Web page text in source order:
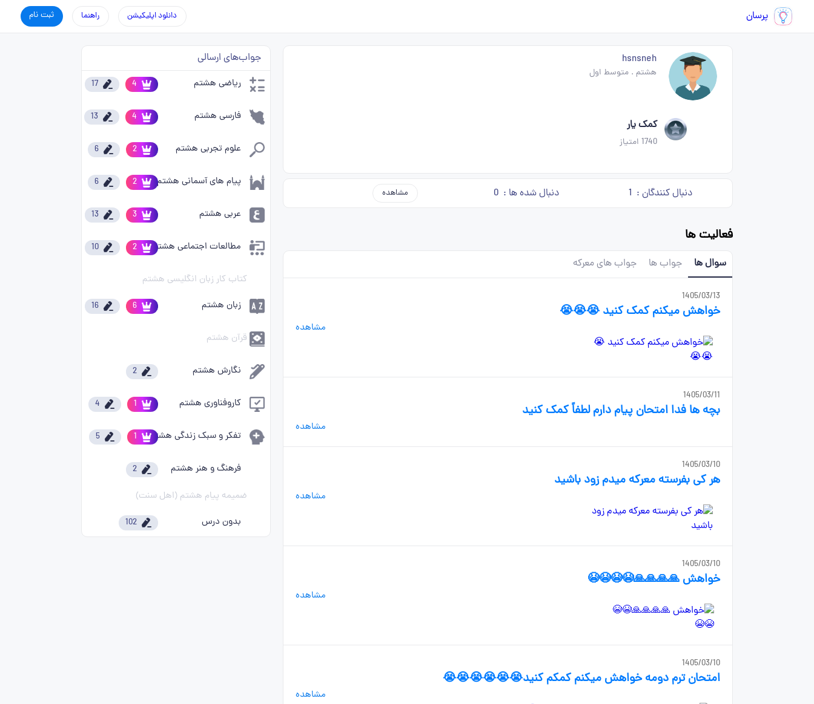
پرسان ثبت نام راهنما دانلود اپلیکیشن
hsnsneh
هشتم .متوسط اول
کمک یار
1740 امتیاز
دنبال کنندگان : 1 دنبال شده ها : 0 مشاهده
فعالیت ها
سوال ها جواب ها جواب های معرکه
1405/03/13
خواهش میکنم کمک کنید 😭😭😭
مشاهده
1405/03/11
بچه ها فدا امتحان پیام دارم لطفاً کمک کنید
مشاهده
1405/03/10
هر کی بفرسته معرکه میدم زود باشید
مشاهده
1405/03/10
خواهش 🙏🙏🙏🙏😭😭😭😭
مشاهده
1405/03/10
امتحان ترم دومه خواهش میکنم کمکم کنید😭😭😭😭😭😭
مشاهده
جواب‌های ارسالی
ریاضی هشتم 4
17
فارسی هشتم 4
13
علوم تجربی هشتم 2
6
پیام های آسمانی هشتم 2
6
عربی هشتم 3
13
مطالعات اجتماعی هشتم 2
10
کتاب کار زبان انگلیسی هشتم
زبان هشتم
6
16
قرآن هشتم
نگارش هشتم 2
کاروفناوری هشتم 1
4
تفکر و سبک زندگی هشتم 1
5
فرهنگ و هنر هشتم 2
ضمیمه پیام هشتم (اهل سنت)
بدون درس
102